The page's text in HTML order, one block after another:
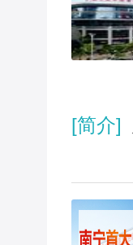
[简介]